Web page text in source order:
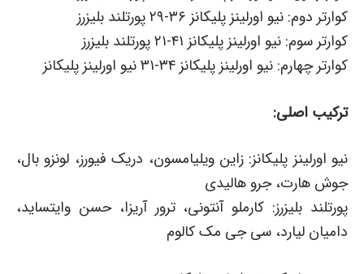
کوارتر دوم: نیو اورلینز پلیکانز ۳۶-۲۹ پورتلند بلیزرز
کوارتر سوم: نیو اورلینز پلیکانز ۴۱-۲۱ پورتلند بلیزرز
کوارتر چهارم: نیو اورلینز پلیکانز ۳۴-۳۱ نیو اورلینز پلیکانز
ترکیب اصلی:
نیو اورلینز پلیکانز: زاین ویلیامسون، دریک فیورز، لونزو بال،
جوش هارت، جرو هالیدی
پورتلند بلیزرز: کارملو آنتونی، ترور آریزا، حسن وایتساید،
دامیان لیارد، سی جی مک کالوم